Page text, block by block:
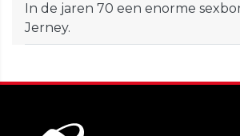
In de jaren 70 een enorme
Jerney.